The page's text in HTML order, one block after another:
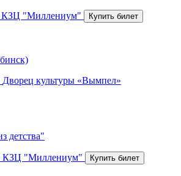
КЗЦ "Миллениум"
Дворец культуры «Вымпел»
детства"
КЗЦ "Миллениум"